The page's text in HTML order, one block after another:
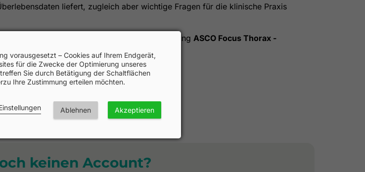
liefert, zugleich aber wichtige Fragen für die klinische Praxis
die im Rahmen der neoConnect Veranstaltung ASCO Focus Thorax -
keinen Account?
vorausgesetzt – Cookies auf Ihrem Endgerät,
für die Zwecke der Optimierung unseres
Sie durch Betätigung der Schaltflächen
Ihre Zustimmung erteilen möchten.
Ablehnen Akzeptieren